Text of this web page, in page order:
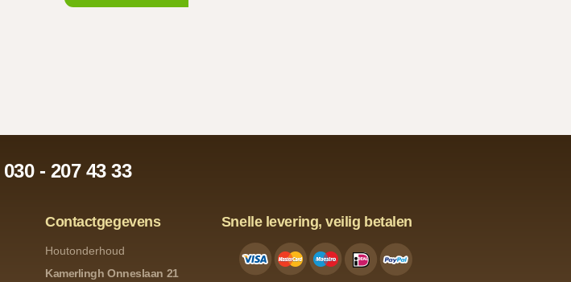
030 - 207 43 33
Contactgegevens
Houtonderhoud
Kamerlingh Onneslaan 21
Snelle levering, veilig betalen